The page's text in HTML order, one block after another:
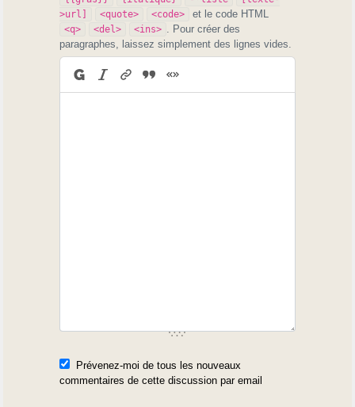
>url]
<quote> <code> et le code HTML
<q> <del> <ins>
. Pour créer des
paragraphes, laissez simplement des lignes vides.
Prévenez-moi de tous les nouveaux
commentaires de cette discussion par email